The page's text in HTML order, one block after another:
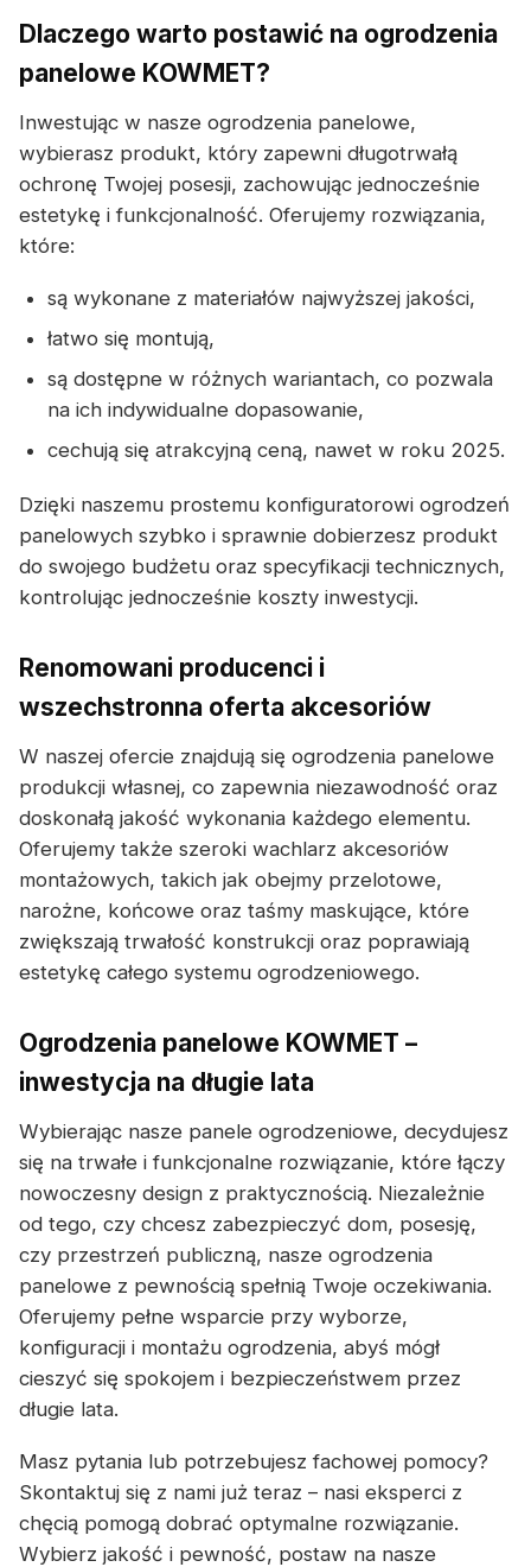
Dlaczego warto postawić na ogrodzenia
panelowe KOWMET?
Inwestując w nasze ogrodzenia panelowe,
wybierasz produkt, który zapewni długotrwałą
ochronę Twojej posesji, zachowując jednocześnie
estetykę i funkcjonalność. Oferujemy rozwiązania,
które:
są wykonane z materiałów najwyższej jakości,
łatwo się montują,
są dostępne w różnych wariantach, co pozwala
na ich indywidualne dopasowanie,
cechują się atrakcyjną ceną, nawet w roku 2025.
Dzięki naszemu prostemu konfiguratorowi ogrodzeń
panelowych szybko i sprawnie dobierzesz produkt
do swojego budżetu oraz specyfikacji technicznych,
kontrolując jednocześnie koszty inwestycji.
Renomowani producenci i
wszechstronna oferta akcesoriów
W naszej ofercie znajdują się ogrodzenia panelowe
produkcji własnej, co zapewnia niezawodność oraz
doskonałą jakość wykonania każdego elementu.
Oferujemy także szeroki wachlarz akcesoriów
montażowych, takich jak obejmy przelotowe,
narożne, końcowe oraz taśmy maskujące, które
zwiększają trwałość konstrukcji oraz poprawiają
estetykę całego systemu ogrodzeniowego.
Ogrodzenia panelowe KOWMET –
inwestycja na długie lata
Wybierając nasze panele ogrodzeniowe, decydujesz
się na trwałe i funkcjonalne rozwiązanie, które łączy
nowoczesny design z praktycznością. Niezależnie
od tego, czy chcesz zabezpieczyć dom, posesję,
czy przestrzeń publiczną, nasze ogrodzenia
panelowe z pewnością spełnią Twoje oczekiwania.
Oferujemy pełne wsparcie przy wyborze,
konfiguracji i montażu ogrodzenia, abyś mógł
cieszyć się spokojem i bezpieczeństwem przez
długie lata.
Masz pytania lub potrzebujesz fachowej pomocy?
Skontaktuj się z nami już teraz – nasi eksperci z
chęcią pomogą dobrać optymalne rozwiązanie.
Wybierz jakość i pewność, postaw na nasze